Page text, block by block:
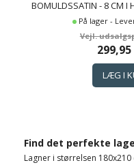
BOMULDSSATIN - 8 CM I
TIL TOPMADRAS - BY
På lager -
299,95
Find det perfekte
Lagner i størrelsen